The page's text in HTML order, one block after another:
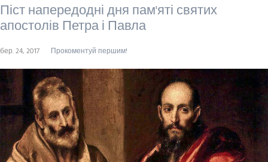
Піст напередодні дня пам'яті святих
апостолів Петра і Павла
бер. 24, 2017 Прокоментуй першим!